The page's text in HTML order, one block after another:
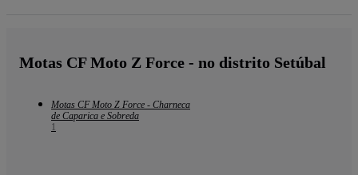
Motas CF Moto Z Force - no distrito Setúbal
Motas CF Moto Z Force - Charneca
de Caparica e Sobreda
1